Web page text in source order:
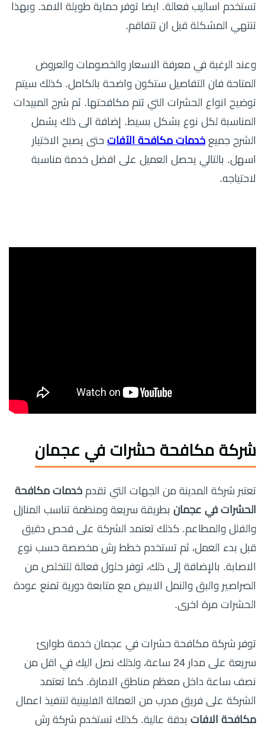
تستخدم اساليب فعالة. ايضا توفر حماية طويلة الامد. وبهذا
تنتهي المشكلة قبل ان تتفاقم.
وعند الرغبة في معرفة الاسعار والخصومات والعروض
المتاحة فان التفاصيل ستكون واضحة بالكامل. كذلك سيتم
توضيح انواع الحشرات التي تتم مكافحتها. ثم شرح المبيدات
المناسبة لكل نوع بشكل بسيط. إضافة الى ذلك يشمل
الشرح جميع خدمات مكافحة الآفات حتى يصبح الاختيار
اسهل. بالتالي يحصل العميل على افضل خدمة مناسبة
لاحتياجه.
شركة مكافحة حشرات في عجمان
تعتبر شركة المدينة من الجهات التي تقدم خدمات مكافحة
الحشرات في عجمان بطريقة سريعة ومنظمة تناسب المنازل
والفلل والمطاعم. كذلك تعتمد الشركة على فحص دقيق
قبل بدء العمل، ثم تستخدم خطط رش مخصصة حسب نوع
الاصابة. بالإضافة إلى ذلك، توفر حلول فعالة للتخلص من
الصراصير والبق والنمل الابيض مع متابعة دورية تمنع عودة
الحشرات مرة اخرى.
توفر شركة مكافحة حشرات في عجمان خدمة طوارئ
سريعة على مدار 24 ساعة، ولذلك نصل اليك في اقل من
نصف ساعة داخل معظم مناطق الامارة. كما تعتمد
الشركة على فريق مدرب من العمالة الفلبينية لتنفيذ اعمال
مكافحة الافات بدقة عالية. كذلك تستخدم شركة رش